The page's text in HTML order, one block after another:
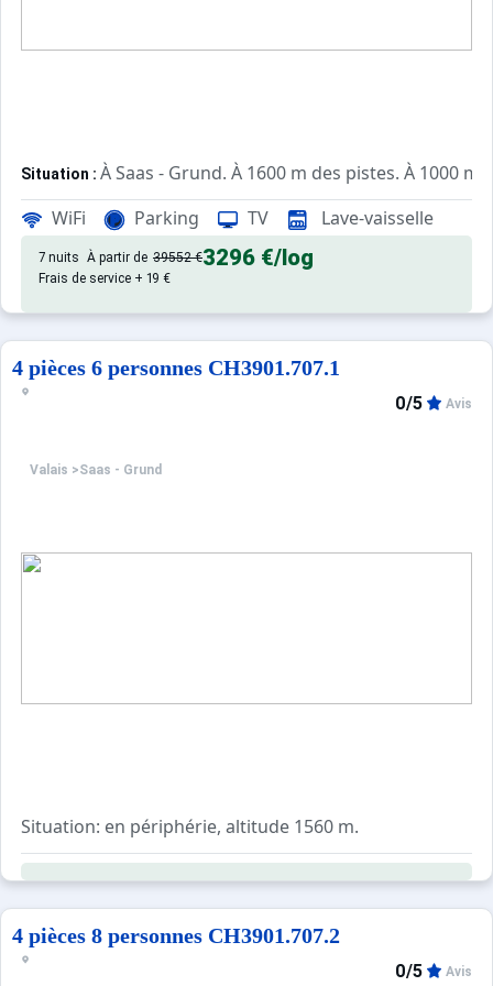
Situation : À Saas - Grund. À 1600 m des pistes. À 1000
Châlet :châlet d'excellente qualité, de 230 m² avec
WiFi Parking TV Lave-vaisselle
7 nuits À partir de 39552 €3296 €/log
Frais de service + 19 €
4 pièces 6 personnes CH3901.707.1
Valais >Saas - Grund
0/5 Avis
Situation: en périphérie, altitude 1560 m.
Terrain (utilisation commune avec les autres
Aménagements extérieurs(à usage privatif) : petit
Services complémentaires: Local à ski et chaussures.
? Distances:
4 pièces 8 personnes CH3901.707.2
0/5 Avis